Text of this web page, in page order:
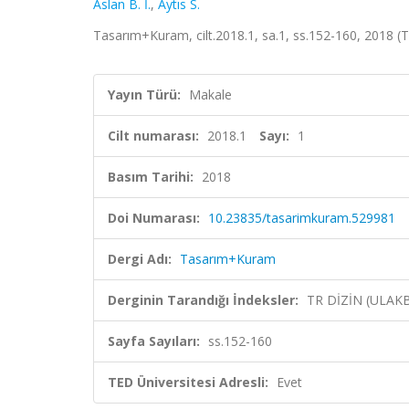
Aslan B. İ., Aytıs S.
Tasarım+Kuram, cilt.2018.1, sa.1, ss.152-160, 2018
Yayın Türü: Makale
Cilt numarası: 2018.1 Sayı: 1
Basım Tarihi: 2018
Doi Numarası: 10.23835/tasarimkuram.529981
Dergi Adı: Tasarım+Kuram
Derginin Tarandığı İndeksler: TR DİZİN
Sayfa Sayıları: ss.152-160
TED Üniversitesi Adresli: Evet